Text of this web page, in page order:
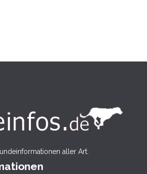
aller Art.